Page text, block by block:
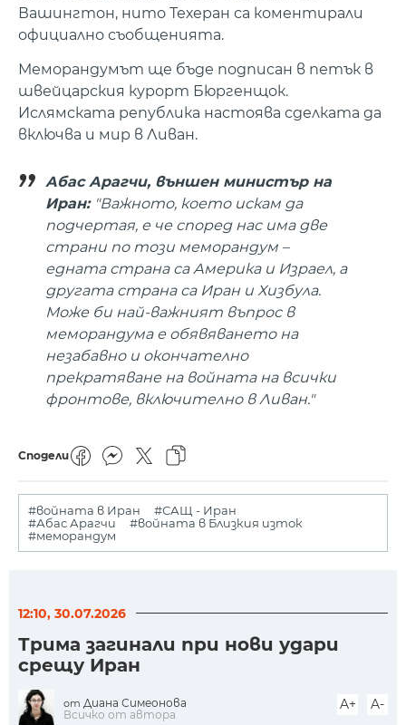
Вашингтон, нито Техеран са коментирали
официално съобщенията.
Меморандумът ще бъде подписан в петък в
швейцарския курорт Бюргенщок.
Ислямската република настоява сделката да
включва и мир в Ливан.
Абас Арагчи, външен министър на
Иран: "Важното, което искам да
подчертая, е че според нас има две
страни по този меморандум –
едната страна са Америка и Израел, а
другата страна са Иран и Хизбула.
Може би най-важният въпрос в
меморандума е обявяването на
незабавно и окончателно
прекратяване на войната на всички
фронтове, включително в Ливан."
Сподели
#войната в Иран
#САЩ - Иран
#Абас Арагчи
#войната в Близкия изток
#меморандум
12:10, 30.07.2026
Трима загинали при нови удари
срещу Иран
от Диана Симеонова
Всичко от автора
A+ A-